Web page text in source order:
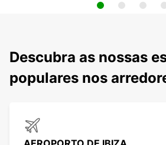
Descubra as nossas
populares nos